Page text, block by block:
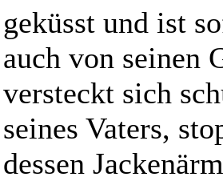
geküsst und ist
auch von seinen
versteckt sich
seines Vaters,
dessen